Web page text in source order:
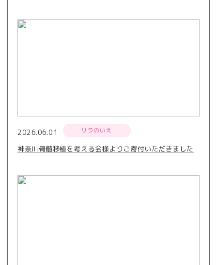
2026.06.01 リラのいえ
神奈川骨髄移植を考える会様よりご寄付いただきました